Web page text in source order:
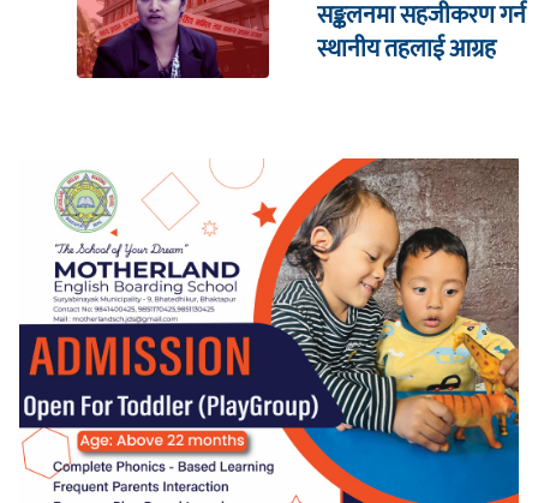
सङ्कलनमा सहजीकरण गर्न
स्थानीय तहलाई आग्रह